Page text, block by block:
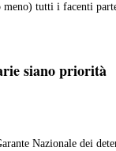
meno) tutti i facenti
siano priorità
Nazionale dei